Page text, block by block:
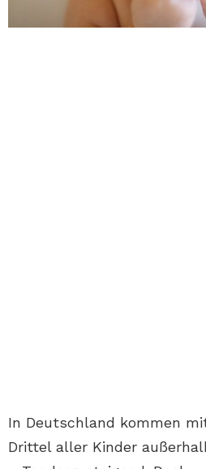
In Deutschland kommen
Drittel aller Kinder